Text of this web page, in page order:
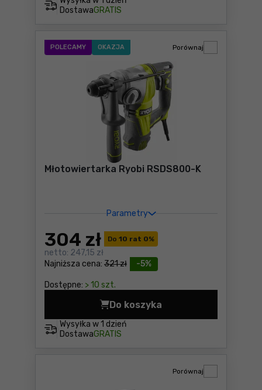
DostawaGRATIS
POLECAMY OKAZJA
Młotowiertarka Ryobi RSDS800-K
Parametry
Do 10 rat 0%
-5%
Najniższa cena: 321 zł
304 zł
netto: 247,15 zł
Dostępne: > 10 szt.
Porównaj
Wysyłka w 1 dzień
DostawaGRATIS
Do koszyka
Młotowiertarka Ryobi
Porównaj